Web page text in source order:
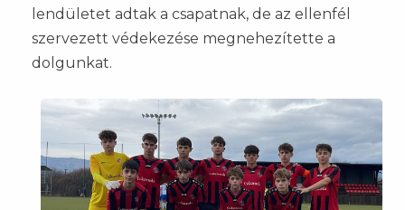
lendületet adtak a csapatnak, de az ellenfél
szervezett védekezése megnehezítette a
dolgunkat.